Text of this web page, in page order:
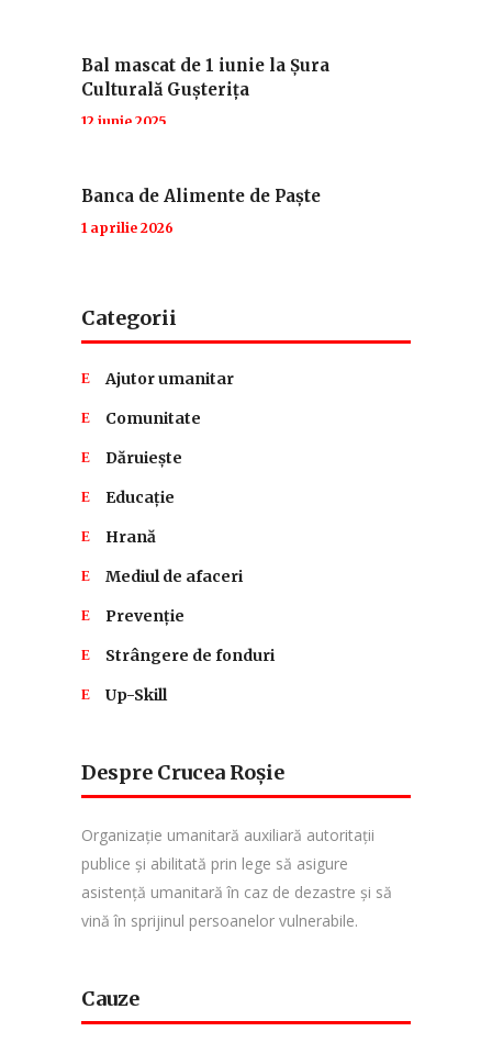
Bal mascat de 1 iunie la Șura
Culturală Gușterița
12 iunie 2025
Banca de Alimente de Paște
1 aprilie 2026
Categorii
Ajutor umanitar
Comunitate
Dăruiește
Educație
Hrană
Mediul de afaceri
Prevenție
Strângere de fonduri
Up-Skill
Despre Crucea Roșie
Organizație umanitară auxiliară autoritații
publice și abilitată prin lege să asigure
asistență umanitară în caz de dezastre și să
vină în sprijinul persoanelor vulnerabile.
Cauze